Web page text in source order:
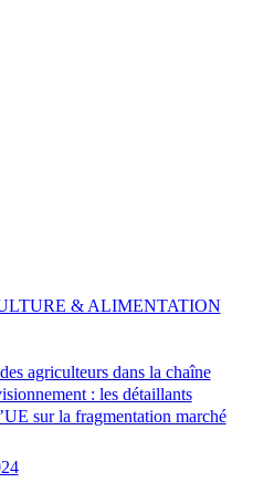
agriculteurs dans la chaîne
: les détaillants
sur la fragmentation marché
& ALIMENTATION